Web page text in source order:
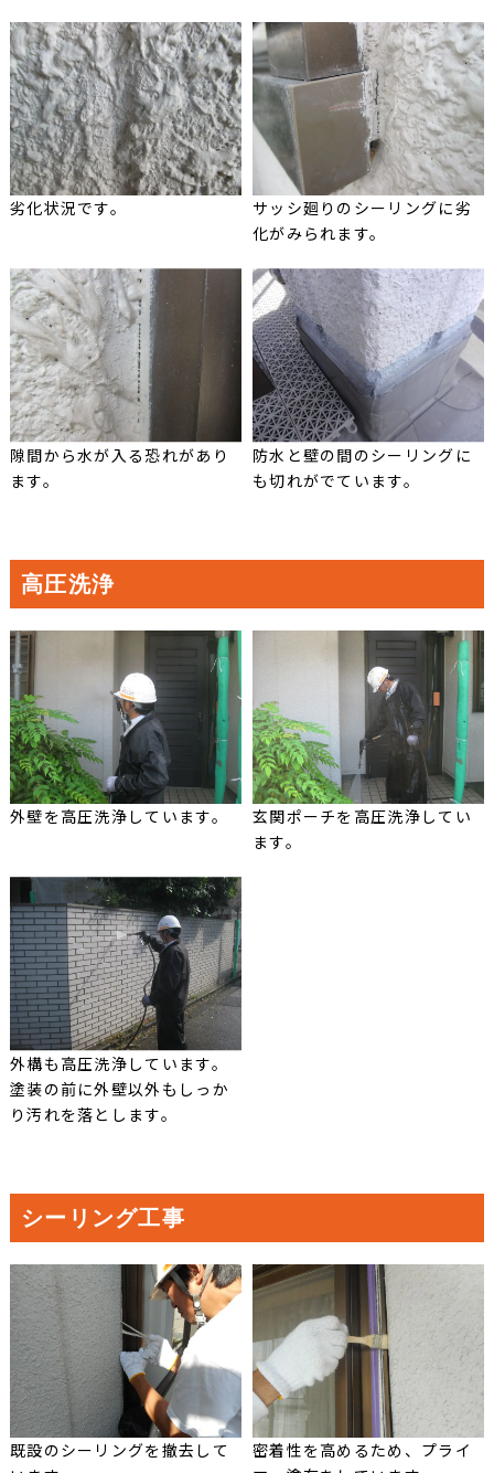
劣化状況です。
サッシ廻りのシーリングに劣
化がみられます。
隙間から水が入る恐れがあり
ます。
防水と壁の間のシーリングに
も切れがでています。
高圧洗浄
外壁を高圧洗浄しています。
玄関ポーチを高圧洗浄してい
ます。
外構も高圧洗浄しています。
塗装の前に外壁以外もしっか
り汚れを落とします。
シーリング工事
既設のシーリングを撤去して
密着性を高めるため、プライ